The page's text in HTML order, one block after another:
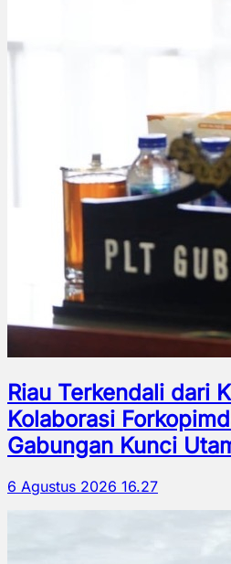
Riau Terkendali dari
Kolaborasi
Gabungan Kunci
6 Agustus 2026 16.27